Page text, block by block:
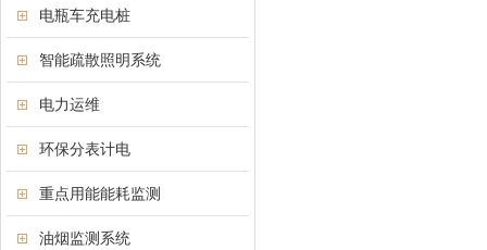
电瓶车充电桩
智能疏散照明系统
电力运维
环保分表计电
重点用能能耗监测
油烟监测系统